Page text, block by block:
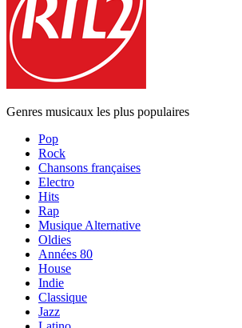
Genres musicaux les plus populaires
Pop
Rock
Chansons françaises
Electro
Hits
Rap
Musique Alternative
Oldies
Années 80
House
Indie
Classique
Jazz